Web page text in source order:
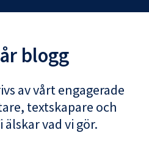
blogg
av vårt engagerade
textskapare och
älskar vad vi gör.